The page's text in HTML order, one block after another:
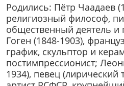
Родились: Пётр Чаадаев
религиозный философ,
общественный деятель и
Гоген (1848-1903),
график, скульптор и
постимпрессионист;
1934), певец